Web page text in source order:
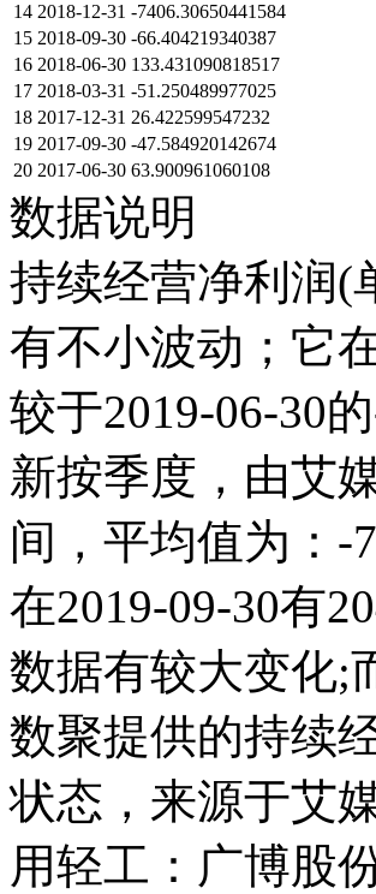
14 2018-12-31 -7406.30650441584
15 2018-09-30 -66.404219340387
16 2018-06-30 133.431090818517
17 2018-03-31 -51.250489977025
18 2017-12-31 26.422599547232
19 2017-09-30 -47.584920142674
20 2017-06-30 63.900961060108
数据说明
持续经营净利润(
有不小波动；它
较于2019-06-30
新按季度，由艾
间，平均值为：-
在2019-09-30有
数据有较大变化;
数聚提供的持续
状态，来源于艾
用轻工：广博股